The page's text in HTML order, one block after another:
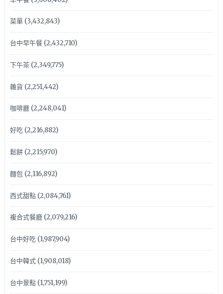
菜單(3,432,843)
台中早午餐(2,432,710)
下午茶(2,349,775)
雜貨 (2,251,442)
咖啡廳(2,248,041)
好吃(2,216,882)
鬆餅(2,215,970)
麵包(2,116,892)
西式甜點(2,084,761)
複合式餐廳(2,079,216)
台中好吃(1,987,904)
台中韓式(1,908,018)
台中景點(1,751,199)